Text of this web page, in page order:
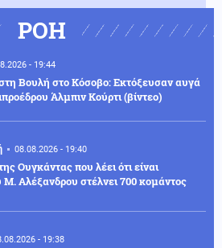
ΡΟΗ
- 19:44
Βουλή στο Κόσοβο: Εκτόξευσαν αυγά
Άλμπιν Κούρτι (βίντεο)
08.08.2026 - 19:40
Ουγκάντας που λέει ότι είναι
Μ. Αλέξανδρου στέλνει 700 κομάντος
- 19:38